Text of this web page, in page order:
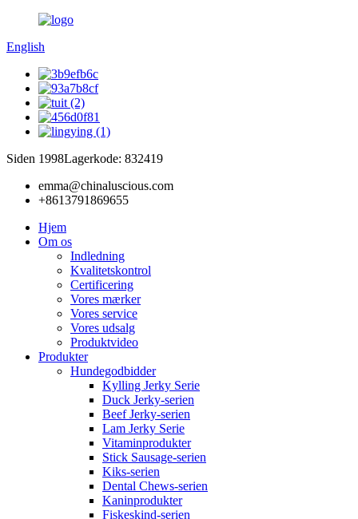
English
Siden 1998Lagerkode: 832419
emma@chinaluscious.com
+8613791869655
Hjem
Om os
Indledning
Kvalitetskontrol
Certificering
Vores mærker
Vores service
Vores udsalg
Produktvideo
Produkter
Hundegodbidder
Kylling Jerky Serie
Duck Jerky-serien
Beef Jerky-serien
Lam Jerky Serie
Vitaminprodukter
Stick Sausage-serien
Kiks-serien
Dental Chews-serien
Kaninprodukter
Fiskeskind-serien